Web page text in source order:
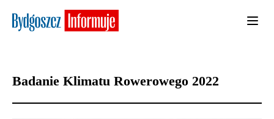
Badanie Klimatu Rowerowego 2022